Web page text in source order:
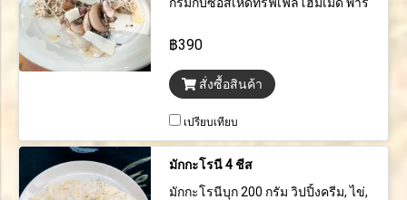
ทรัฟเฟิล และแฮม
฿390
สั่งซื้อสินค้า
เปรียบเทียบ
มักกะโรนี 4 ชีส
มักกะโรนีบุก 200 กรัม วิปปิ้งครีม, ไข่,